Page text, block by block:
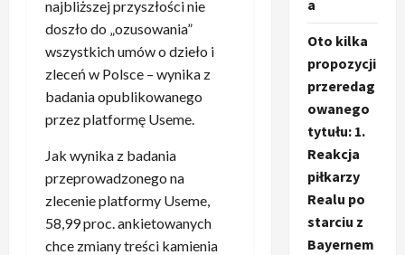
najbliższej przyszłości nie
doszło do „ozusowania”
wszystkich umów o dzieło i
zleceń w Polsce – wynika z
badania opublikowanego
przez platformę Useme.
Jak wynika z badania
przeprowadzonego na
zlecenie platformy Useme,
58,99 proc. ankietowanych
chce zmiany treści kamienia
a
Oto kilka
propozycji
przeredag
owanego
tytułu: 1.
Reakcja
piłkarzy
Realu po
starciu z
Bayernem